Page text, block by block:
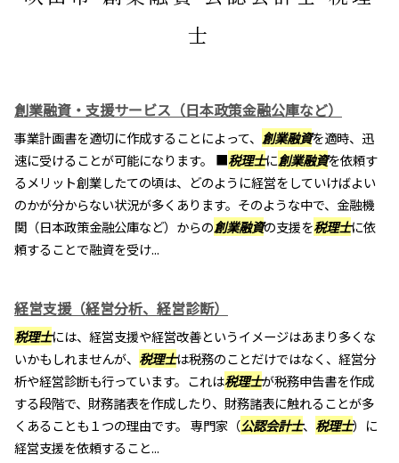
士
創業融資・支援サービス（日本政策金融公庫など）
事業計画書を適切に作成することによって、 創業融資を適時、迅
速に受けることが可能になります。 ■税理士に創業融資を依頼す
るメリット創業したての頃は、どのように経営をしていけばよい
のかが分からない状況が多くあります。そのような中で、金融機
関（日本政策金融公庫など）からの創業融資の支援を税理士に依
頼することで融資を受け...
経営支援（経営分析、経営診断）
税理士には、経営支援や経営改善というイメージはあまり多くな
いかもしれませんが、 税理士は税務のことだけではなく、経営分
析や経営診断も行っています。これは税理士が税務申告書を作成
する段階で、財務諸表を作成したり、財務諸表に触れることが多
くあることも１つの理由です。 専門家（公認会計士、 税理士）に
経営支援を依頼すること...